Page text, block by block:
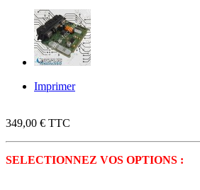
Imprimer
349,00 € TTC
SELECTIONNEZ VOS OPTIONS :